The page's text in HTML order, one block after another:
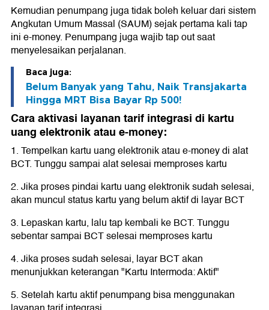
Kemudian penumpang juga tidak boleh keluar dari sistem
Angkutan Umum Massal (SAUM) sejak pertama kali tap
ini e-money. Penumpang juga wajib tap out saat
menyelesaikan perjalanan.
Baca juga:
Belum Banyak yang Tahu, Naik Transjakarta
Hingga MRT Bisa Bayar Rp 500!
Cara aktivasi layanan tarif integrasi di kartu
uang elektronik atau e-money:
1. Tempelkan kartu uang elektronik atau e-money di alat
BCT. Tunggu sampai alat selesai memproses kartu
2. Jika proses pindai kartu uang elektronik sudah selesai,
akan muncul status kartu yang belum aktif di layar BCT
3. Lepaskan kartu, lalu tap kembali ke BCT. Tunggu
sebentar sampai BCT selesai memproses kartu
4. Jika proses sudah selesai, layar BCT akan
menunjukkan keterangan "Kartu Intermoda: Aktif"
5. Setelah kartu aktif penumpang bisa menggunakan